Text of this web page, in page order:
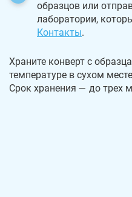
образцов или
лаборатории,
Контакты.
Храните конверт с
температуре в сухом
Срок хранения — до трех